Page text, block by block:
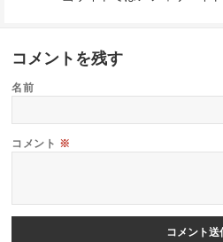
コメントを残す
名前
コメント ※